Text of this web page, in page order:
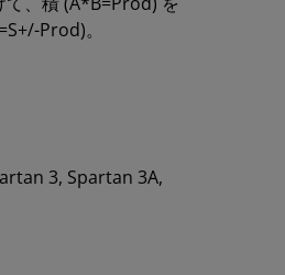
Prod)。
3, Spartan 3A,